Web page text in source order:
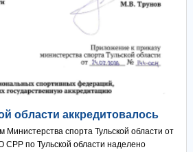
области аккредитовалось
Министерства спорта Тульской области от
по Тульской области наделено